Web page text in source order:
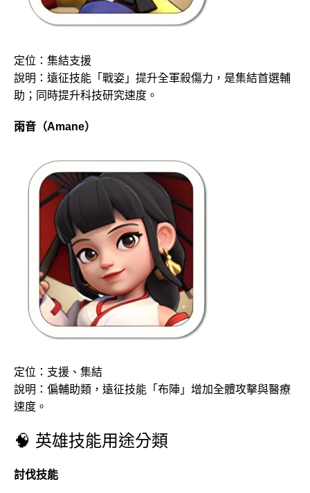
定位：集結支援
說明：遠征技能「戰姿」提升全軍殺傷力，是集結首選輔
助；同時提升科技研究速度。
雨音（Amane）
定位：支援、集結
說明：偏輔助類，遠征技能「布陣」增加全體攻擊與醫療
速度。
🧠 英雄技能用途分類
討伐技能